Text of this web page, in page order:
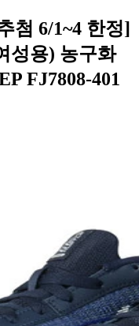
첨 6/1~4 한정]
성용) 농구화
FJ7808-401